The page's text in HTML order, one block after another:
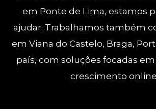
em Ponte de Lima, estamos
ajudar. Trabalhamos também
em Viana do Castelo, Braga,
país, com soluções focadas
crescimento